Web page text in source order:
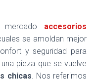
accesorios
se amoldan mejor
y seguridad para
pieza que se vuelve
chicas. Nos referimos